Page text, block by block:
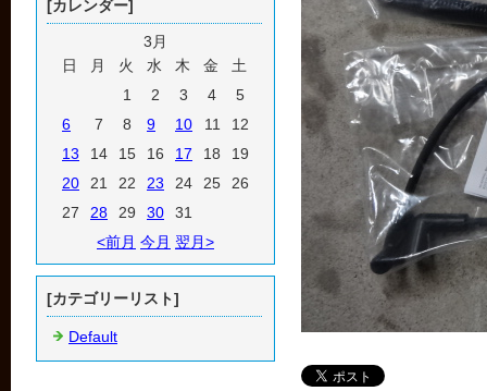
[カレンダー]
3月
日
月 火 水 木 金
土
1
2 3 4
5
6
7 8 9 10 11
12
13
14 15 16 17 18
19
20
21 22 23 24 25
26
27
28 29 30
31
<前月 今月 翌月>
[カテゴリーリスト]
Default